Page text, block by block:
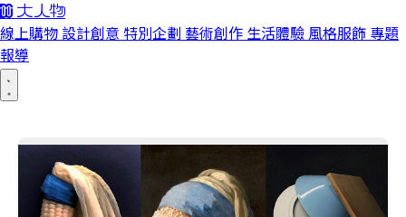
線上購物 設計創意 特別企劃 藝術創作 生活體驗 風格服飾 專題
報導